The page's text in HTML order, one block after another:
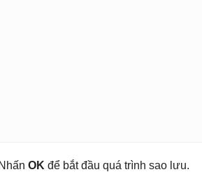
OK để bắt đầu quá trình sao lưu.